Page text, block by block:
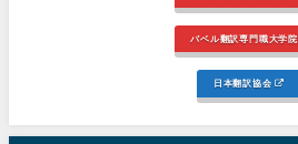
バベル翻訳専門職大学院
日本翻訳協会